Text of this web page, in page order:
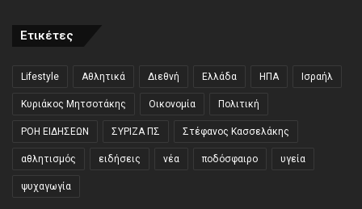
Ετικέτες
Lifestyle Αθλητικά Διεθνή Ελλάδα ΗΠΑ Ισραήλ
Κυριάκος Μητσοτάκης Οικονομία Πολιτική
ΡΟΗ ΕΙΔΗΣΕΩΝ ΣΥΡΙΖΑ ΠΣ Στέφανος Κασσελάκης
αθλητισμός ειδήσεις νέα ποδόσφαιρο υγεία
ψυχαγωγία